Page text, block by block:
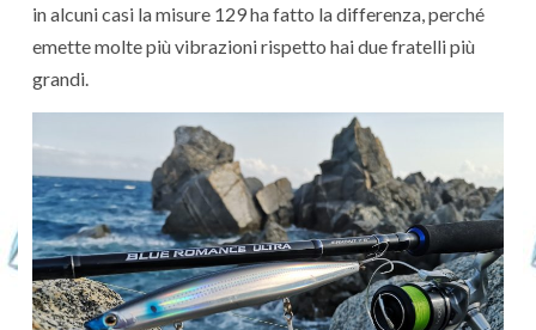
in alcuni casi la misure 129 ha fatto la differenza, perché
emette molte più vibrazioni rispetto hai due fratelli più
grandi.